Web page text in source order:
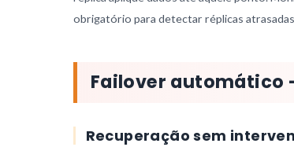
obrigatório para detectar réplicas
Failover automático
Recuperação sem